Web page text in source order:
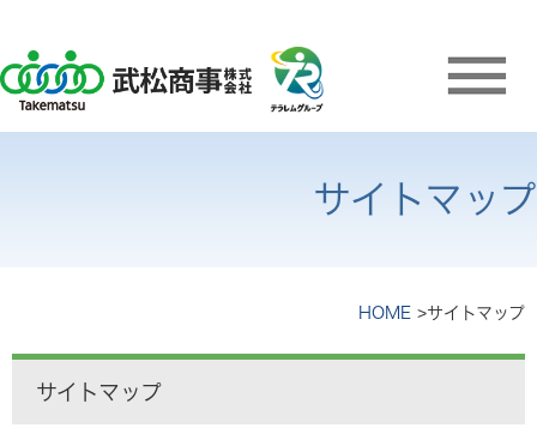
サイトマップ
HOME サイトマップ
サイトマップ